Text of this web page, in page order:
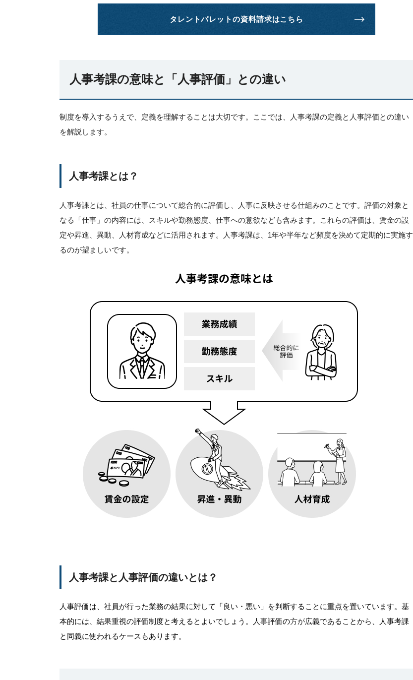
タレントパレットの資料請求はこちら
人事考課の意味と「人事評価」との違い
制度を導入するうえで、定義を理解することは大切です。ここでは、人事考課の定義と人事評価との違い
を解説します。
人事考課とは？
人事考課とは、社員の仕事について総合的に評価し、人事に反映させる仕組みのことです。評価の対象と
なる「仕事」の内容には、スキルや勤務態度、仕事への意欲なども含みます。これらの評価は、賃金の設
定や昇進、異動、人材育成などに活用されます。人事考課は、1年や半年など頻度を決めて定期的に実施す
るのが望ましいです。
人事考課と人事評価の違いとは？
人事評価は、社員が行った業務の結果に対して「良い・悪い」を判断することに重点を置いています。基
本的には、結果重視の評価制度と考えるとよいでしょう。人事評価の方が広義であることから、人事考課
と同義に使われるケースもあります。